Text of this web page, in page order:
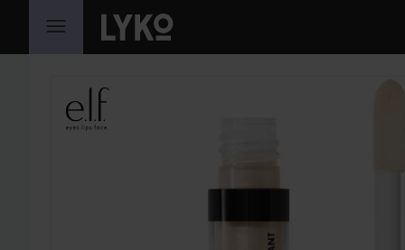
SIIRTYÄ JHK SISÄLTÖÖN
OHITA OSIO